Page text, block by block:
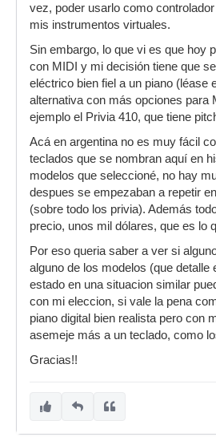
vez, poder usarlo como
mis instrumentos virtuales.
Sin embargo, lo que vi es que hoy
con MIDI y mi decisión tiene que
eléctrico bien fiel a un piano (léase
alternativa con más opciones para
ejemplo el Privia 410, que tiene
Acá en argentina no es muy fácil
teclados que se nombran aquí en
modelos que seleccioné, no hay
despues se empezaban a repetir
(sobre todo los privia). Además
precio, unos mil dólares, que es lo
Por eso queria saber a ver si
alguno de los modelos (que detalle
estado en una situacion similar
con mi eleccion, si vale la pena
piano digital bien realista pero con
asemeje más a un teclado, como
Gracias!!